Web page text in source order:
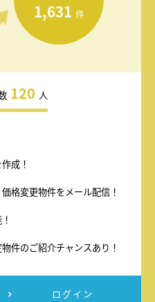
1,631 件
120 人
成！
格変更物件をメール配信！
件のご紹介チャンスあり！
ログイン